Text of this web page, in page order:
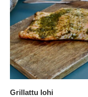
Grillattu lohi